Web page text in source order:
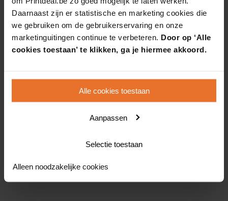
Daarnaast zijn er statistische en marketing cookies die
we gebruiken om de gebruikerservaring en onze
marketinguitingen continue te verbeteren. Door op ‘Alle
cookies toestaan’ te klikken, ga je hiermee akkoord.
Alle cookies toestaan
Aanpassen
Selectie toestaan
Alleen noodzakelijke cookies